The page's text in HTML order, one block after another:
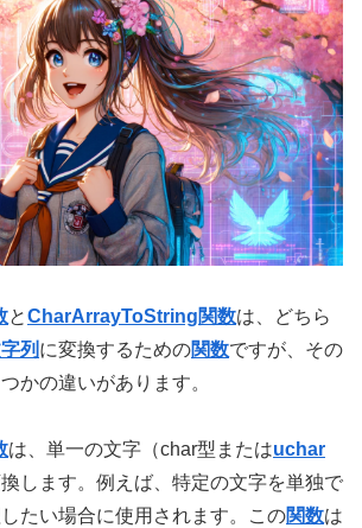
とCharArrayToString関数は、どちら
列 に変換するための関数ですが、その
かの違いがあります。
は、単一の文字（char型またはuchar
します。例えば、特定の文字を単独で
たい場合に使用されます。この関数は